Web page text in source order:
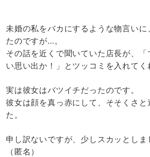
未婚の私をバカにするような物言いに
たのですが…。
その話を近くで聞いていた店長が、「
い思い出か！」とツッコミを入れてく
実は彼女はバツイチだったのです。
彼女は顔を真っ赤にして、そそくさと
た。
申し訳ないですが、少しスカッとしま
（匿名）